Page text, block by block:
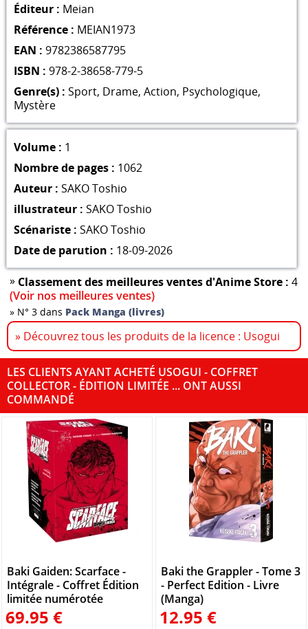
Éditeur : Meian
Référence : MEIAN1973
EAN : 9782386587795
ISBN : 978-2-38658-779-5
Genre(s) : Sport, Drame, Action, Psychologique,
Mystère
Volume : 1
Nombre de pages : 1062
Auteur : SAKO Toshio
illustrateur : SAKO Toshio
Scénariste : SAKO Toshio
Date de parution : 18-09-2026
» Classement des meilleures ventes d'Anime Store : 4
(Voir nos meilleures ventes)
» N° 3 dans Pack Manga (livres)
» Découvrez tous les produits de la licence : Usogui
LES CLIENTS AYANT ACHETÉ USOGUI - COFFRET
COLLECTOR - ÉDITION LIMITÉE ... ONT AUSSI
COMMANDÉ
Baki Gaiden: Scarface -
Intégrale - Coffret Édition
limitée numérotée
69.95 €
Baki the Grappler - Tome 3
- Perfect Edition - Livre
(Manga)
12.95 €